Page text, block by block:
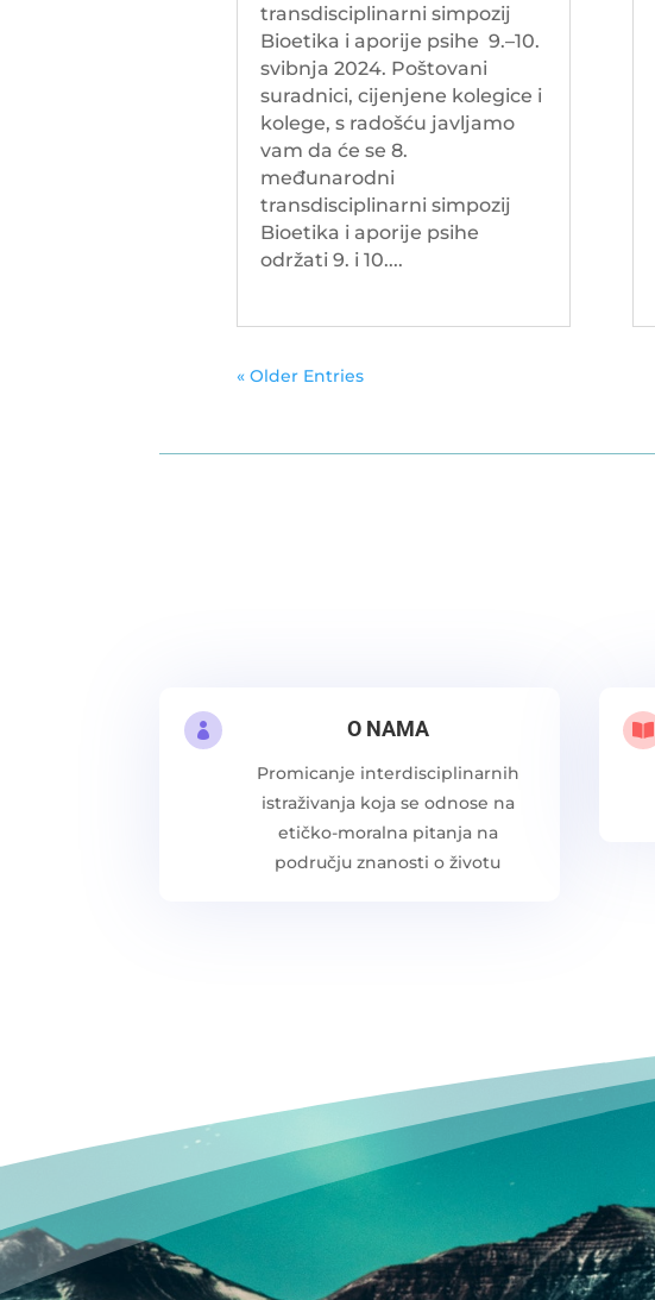
transdisciplinarni simpozij
Bioetika i aporije psihe 9.–10.
svibnja 2024. Poštovani
suradnici, cijenjene kolegice i
kolege, s radošću javljamo
vam da će se 8.
međunarodni
transdisciplinarni simpozij
Bioetika i aporije psihe
održati 9. i 10....
« Older Entries
 O NAMA
Promicanje interdisciplinarnih
istraživanja koja se odnose na
etičko-moralna pitanja na
području znanosti o životu
